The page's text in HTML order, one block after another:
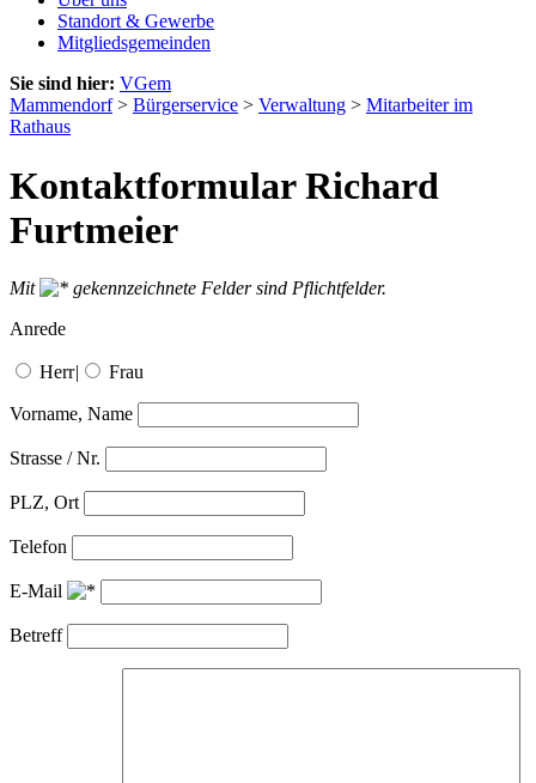
Standort & Gewerbe
Mitgliedsgemeinden
Sie sind hier: VGem
Mammendorf> Bürgerservice > Verwaltung > Mitarbeiter im
Rathaus
Kontaktformular Richard
Furtmeier
Mit
gekennzeichnete Felder sind Pflichtfelder.
Anrede
Herr| Frau
Vorname, Name
Strasse / Nr.
PLZ, Ort
Telefon
E-Mail
Betreff